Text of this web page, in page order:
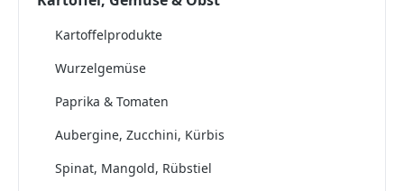
Kartoffelprodukte
Wurzelgemüse
Paprika & Tomaten
Aubergine, Zucchini, Kürbis
Spinat, Mangold, Rübstiel